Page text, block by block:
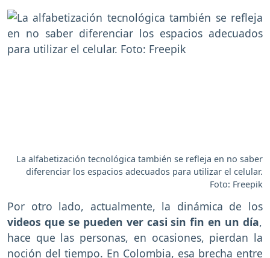
La alfabetización tecnológica también se refleja en no saber
diferenciar los espacios adecuados para utilizar el celular.
Foto: Freepik
Por otro lado, actualmente, la dinámica de los
videos que se pueden ver casi sin fin en un día,
hace que las personas, en ocasiones, pierdan la
noción del tiempo. En Colombia, esa brecha entre